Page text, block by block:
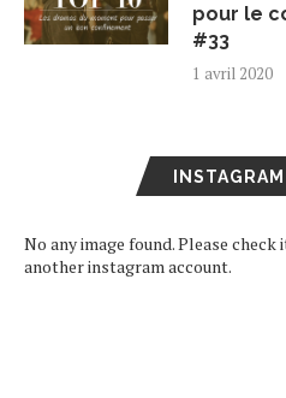
29 juillet 2026
pour le
#33
1 avril 2020
INSTAGRAM
No any image found. Please
another instagram account.